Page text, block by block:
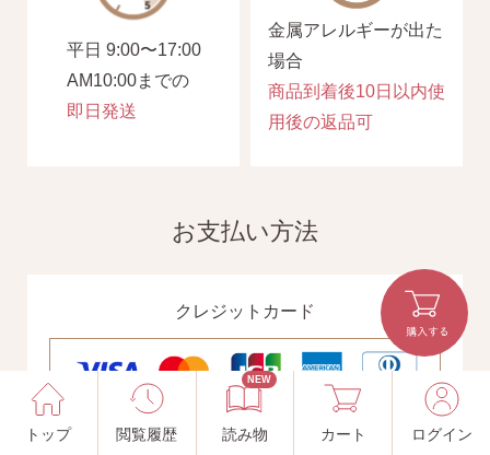
トップ 閲覧履歴
NEW
読み物 カート ログイン
平日 9:00〜17:00
AM10:00までの
即日発送
金属アレルギーが出た
場合
商品到着後10日以内使
用後の返品可
お支払い方法
クレジットカード
電子決済